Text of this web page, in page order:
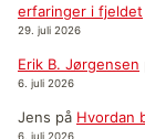
erfaringer i fjeldet
29. juli 2026
Erik B. Jørgensen
6. juli 2026
Jens på Hvordan
6. juli 2026